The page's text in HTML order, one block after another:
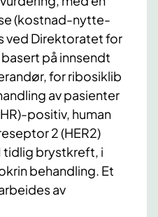
(kostnad-nytte-
ved Direktoratet for
på innsendt
for ribosiklib
av pasienter
positiv, human
2 (HER2)
tidlig brystkreft, i
behandling. Et
av